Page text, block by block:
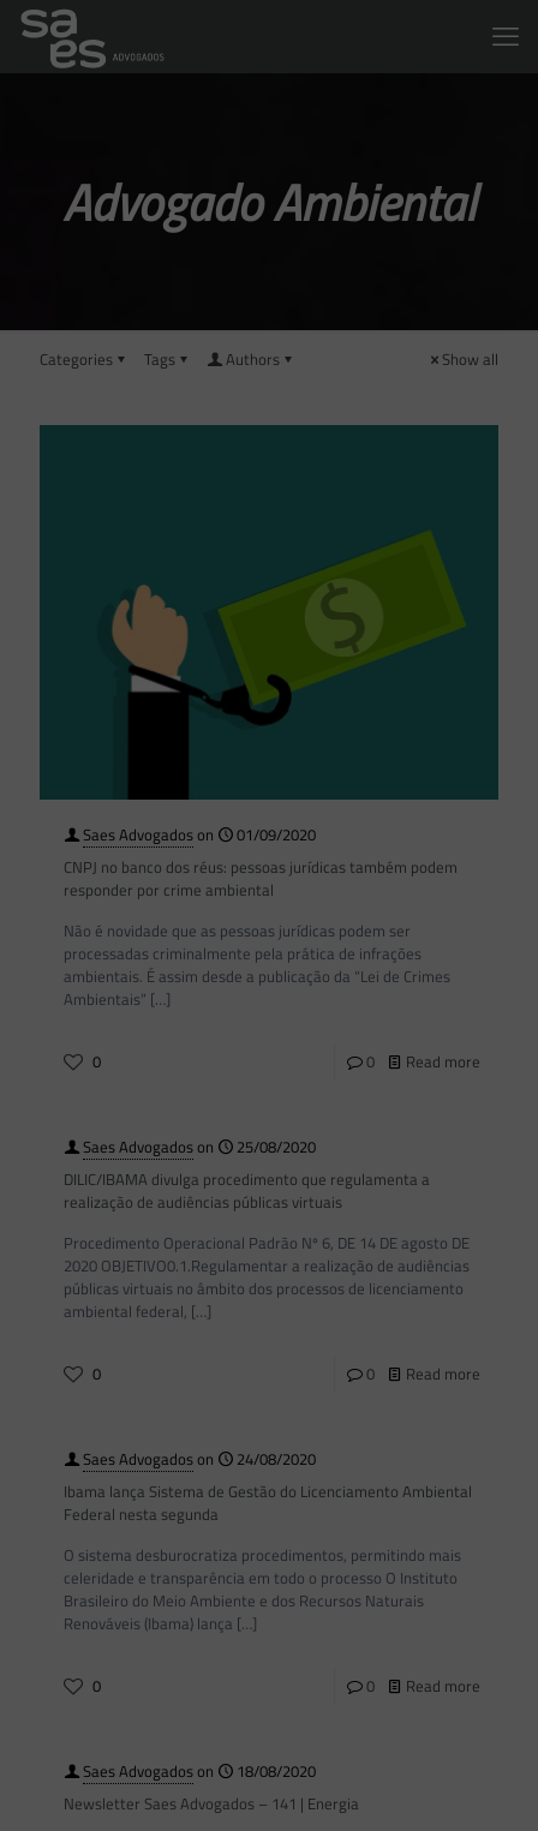
Advogado Ambiental
Categories Tags Authors Show all
Saes Advogadoson
01/09/2020
CNPJ no banco dos réus: pessoas jurídicas também podem
responder por crime ambiental
Não é novidade que as pessoas jurídicas podem ser
processadas criminalmente pela prática de infrações
ambientais. É assim desde a publicação da “Lei de Crimes
Ambientais” […]
0 0 Read more
Saes Advogadoson
25/08/2020
DILIC/IBAMA divulga procedimento que regulamenta a
realização de audiências públicas virtuais
Procedimento Operacional Padrão Nº 6, DE 14 DE agosto DE
2020 OBJETIVO0.1.Regulamentar a realização de audiências
públicas virtuais no âmbito dos processos de licenciamento
ambiental federal, […]
0 0 Read more
Saes Advogadoson
24/08/2020
Ibama lança Sistema de Gestão do Licenciamento Ambiental
Federal nesta segunda
O sistema desburocratiza procedimentos, permitindo mais
celeridade e transparência em todo o processo O Instituto
Brasileiro do Meio Ambiente e dos Recursos Naturais
Renováveis (Ibama) lança […]
0 0 Read more
Saes Advogadoson
18/08/2020
Newsletter Saes Advogados – 141 | Energia